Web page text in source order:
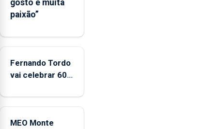
CPUE
entre
e
gosto e muita
paixão”
Fernando Tordo
vai celebrar 60
no Coliseu
MEO Monte